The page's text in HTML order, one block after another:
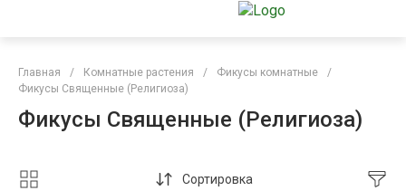
Главная / Комнатные растения / Фикусы комнатные
/
Фикусы Священные (Религиоза)
Фикусы Священные (Религиоза)
Сортировка